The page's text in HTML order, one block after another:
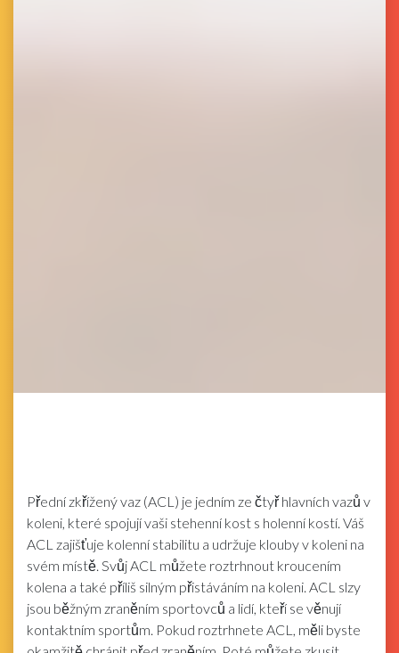
Přední zkřížený vaz (ACL) je jedním ze čtyř hlavních vazů v
koleni, které spojují vaši stehenní kost s holenní kostí. Váš
ACL zajišťuje kolenní stabilitu a udržuje klouby v koleni na
svém místě. Svůj ACL můžete roztrhnout kroucením
kolena a také příliš silným přistáváním na koleni. ACL slzy
jsou běžným zraněním sportovců a lidí, kteří se věnují
kontaktním sportům. Pokud roztrhnete ACL, měli byste